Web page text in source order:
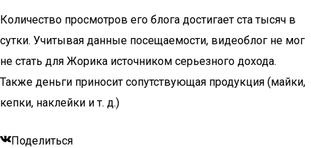
Количество просмотров его блога достигает ста тысяч в
сутки. Учитывая данные посещаемости, видеоблог не мог
не стать для Жорика источником серьезного дохода.
Также деньги приносит сопутствующая продукция (майки,
кепки, наклейки и т. д.)
Поделиться